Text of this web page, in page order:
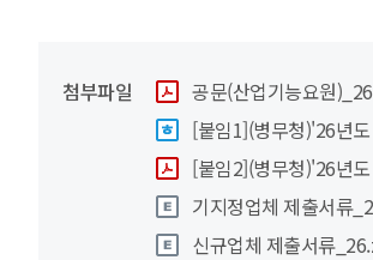
첨부파일
공문(산업기능요원
[붙임1](병무청)'26년
[붙임2](병무청)'26년
기지정업체 제출서류
신규업체 제출서류